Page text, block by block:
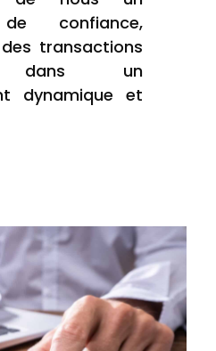
confiance,
transactions
dans un
dynamique et